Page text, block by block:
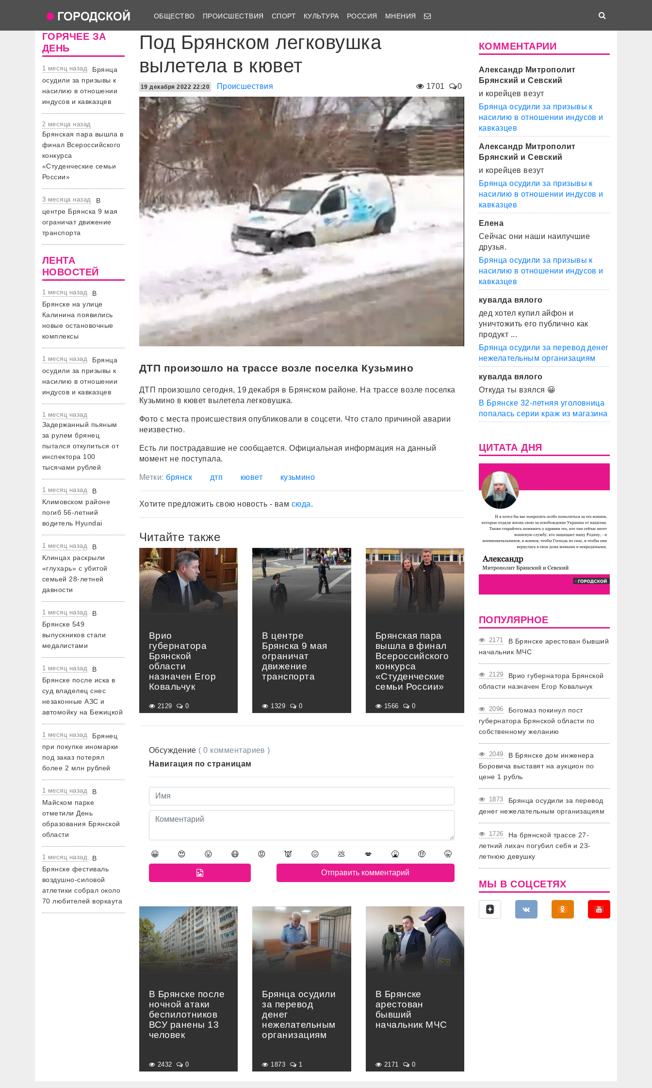
ОБЩЕСТВО ПРОИСШЕСТВИЯ СПОРТ КУЛЬТУРА РОССИЯ МНЕНИЯ
ГОРЯЧЕЕ ЗА
ДЕНЬ
1 месяц назад
Брянца
осудили за призывы к
насилию в отношении
индусов и кавказцев
2 месяца назад
Брянская пара вышла в
финал Всероссийского
конкурса
«Студенческие семьи
России»
3 месяца назад
В
центре Брянска 9 мая
ограничат движение
транспорта
ЛЕНТА
НОВОСТЕЙ
1 месяц назад
В
Брянске на улице
Калинина появились
новые остановочные
комплексы
1 месяц назад
Брянца
осудили за призывы к
насилию в отношении
индусов и кавказцев
1 месяц назад
Задержанный пьяным
за рулем брянец
пытался откупиться от
инспектора 100
тысячами рублей
1 месяц назад
В
Климовском районе
погиб 56-летний
водитель Hyundai
1 месяц назад
В
Клинцах раскрыли
«глухарь» с убитой
семьей 28-летней
давности
1 месяц назад
В
Брянске 549
выпускников стали
медалистами
1 месяц назад
В
Брянске после иска в
суд владелец снес
незаконные АЗС и
автомойку на Бежицкой
1 месяц назад
Брянец
при покупке иномарки
под заказ потерял
более 2 млн рублей
1 месяц назад
В
Майском парке
отметили День
образования Брянской
области
1 месяц назад
В
Брянске фестиваль
воздушно-силовой
атлетики собрал около
70 любителей воркаута
Под Брянском легковушка
вылетела в кювет
1701 0
19 декабря 2022 22:20 Происшествия
ДТП произошло на трассе возле поселка Кузьмино
ДТП произошло сегодня, 19 декабря в Брянском районе. На трассе возле поселка
Кузьмино в кювет вылетела легковушка.
Фото с места происшествия опубликовали в соцсети. Что стало причиной аварии
неизвестно.
Есть ли пострадавшие не сообщается. Официальная информация на данный
момент не поступала.
Метки: брянск дтп кювет кузьмино
Хотите предложить свою новость - вам сюда.
Читайте также
Врио
губернатора
Брянской
области
назначен Егор
Ковальчук
2129 0
В центре
Брянска 9 мая
ограничат
движение
транспорта
1329 0
Брянская пара
вышла в финал
Всероссийского
конкурса
«Студенческие
семьи России»
1566 0
Обсуждение ( 0 комментариев )
Навигация по страницам
😀 😍 😛 😷 😡 👿 😖 💩 💋 🤮 🤑 🤫
В Брянске после
ночной атаки
беспилотников
ВСУ ранены 13
человек
2432 0
Брянца осудили
за перевод
денег
нежелательным
организациям
1873 1
В Брянске
арестован
бывший
начальник МЧС
2171 0
КОММЕНТАРИИ
Александр Митрополит
Брянский и Севский
и корейцев везут
Брянца осудили за призывы к
насилию в отношении индусов и
кавказцев
Александр Митрополит
Брянский и Севский
и корейцев везут
Брянца осудили за призывы к
насилию в отношении индусов и
кавказцев
Елена
Сейчас они наши наилучшие
друзья.
Брянца осудили за призывы к
насилию в отношении индусов и
кавказцев
кувалда вялого
дед хотел купил айфон и
уничтожить его публично как
продукт ...
Брянца осудили за перевод денег
нежелательным организациям
кувалда вялого
Откуда ты взялся 😀
В Брянске 32-летняя уголовница
попалась серии краж из магазина
ЦИТАТА ДНЯ
ПОПУЛЯРНОЕ
2171
В Брянске арестован бывший
начальник МЧС
2129
Врио губернатора Брянской
области назначен Егор Ковальчук
2096
Богомаз покинул пост
губернатора Брянской области по
собственному желанию
2049
В Брянске дом инженера
Боровича выставят на аукцион по
цене 1 рубль
1873
Брянца осудили за перевод
денег нежелательным организациям
1726
На брянской трассе 27-
летний лихач погубил себя и 23-
летнюю девушку
МЫ В СОЦСЕТЯХ